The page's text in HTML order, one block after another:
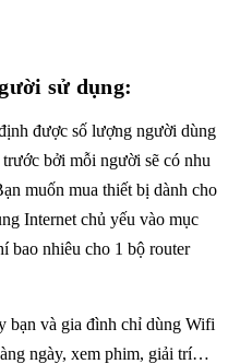
sử dụng:
được số lượng người dùng
bởi mỗi người sẽ có nhu
muốn mua thiết bị dành cho
Internet chủ yếu vào mục
bao nhiêu cho 1 bộ router
bạn và gia đình chỉ dùng Wifi
ngày, xem phim, giải trí…